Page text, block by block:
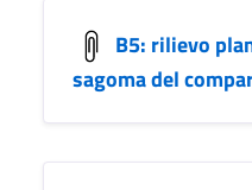
B5: rilievo
sagoma del